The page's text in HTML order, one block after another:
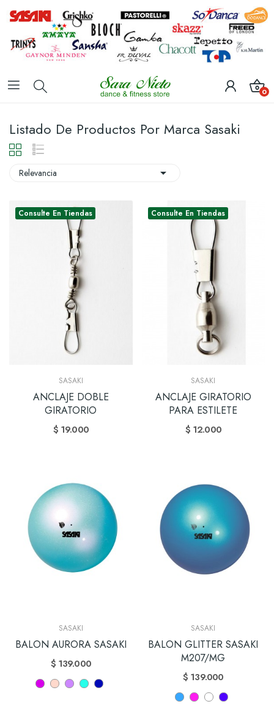
0
Listado De Productos Por Marca Sasaki
Relevancia 
Consulte En Tiendas
SASAKI
ANCLAJE DOBLE
GIRATORIO
$ 19.000
Consulte En Tiendas
SASAKI
ANCLAJE GIRATORIO
PARA ESTILETE
$ 12.000
SASAKI
BALON AURORA SASAKI
$ 139.000
SASAKI
BALON GLITTER SASAKI
M207/MG
$ 139.000